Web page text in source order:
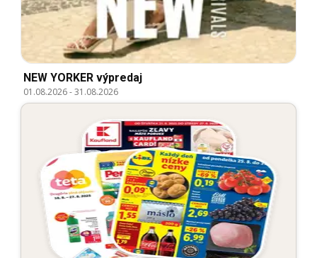
NEW YORKER výpredaj
01.08.2026-31.08.2026